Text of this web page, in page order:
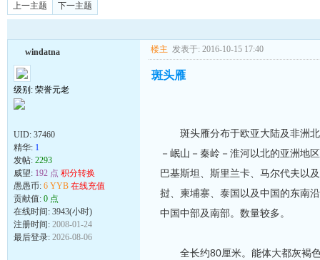
上一主题 下一主题
windatna
级别: 荣誉元老
UID: 37460
精华: 1
发帖: 2293
威望: 192 点 积分转换
愚愚币: 6 YYB 在线充值
贡献值: 0 点
在线时间: 3943(小时)
注册时间: 2008-01-24
最后登录: 2026-08-06
楼主 发表于: 2016-10-15 17:40
斑头雁
斑头雁分布于欧亚大陆及非洲北
－岷山－秦岭－淮河以北的亚洲地
巴基斯坦、斯里兰卡、马尔代夫以
挝、柬埔寨、泰国以及中国的东南
中国中部及南部。数量较多。
全长约80厘米。能体大都灰褐色